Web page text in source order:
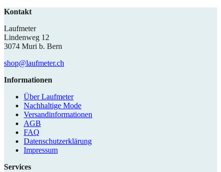
Kontakt
Laufmeter
Lindenweg 12
3074 Muri b. Bern
shop@laufmeter.ch
Informationen
Über Laufmeter
Nachhaltige Mode
Versandinformationen
AGB
FAQ
Datenschutzerklärung
Impressum
Services